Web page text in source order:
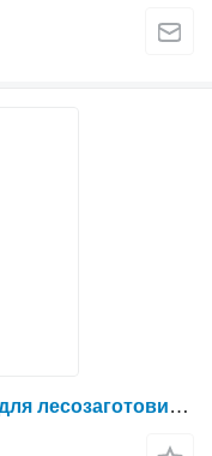
Гидрораспределитель F056322 для лесозаготовительной техники John Deere